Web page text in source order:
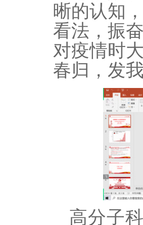
晰的认知
看法，振
对疫情时
春归，发
高分子